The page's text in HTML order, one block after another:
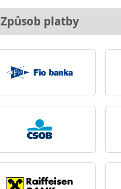
Způsob platby